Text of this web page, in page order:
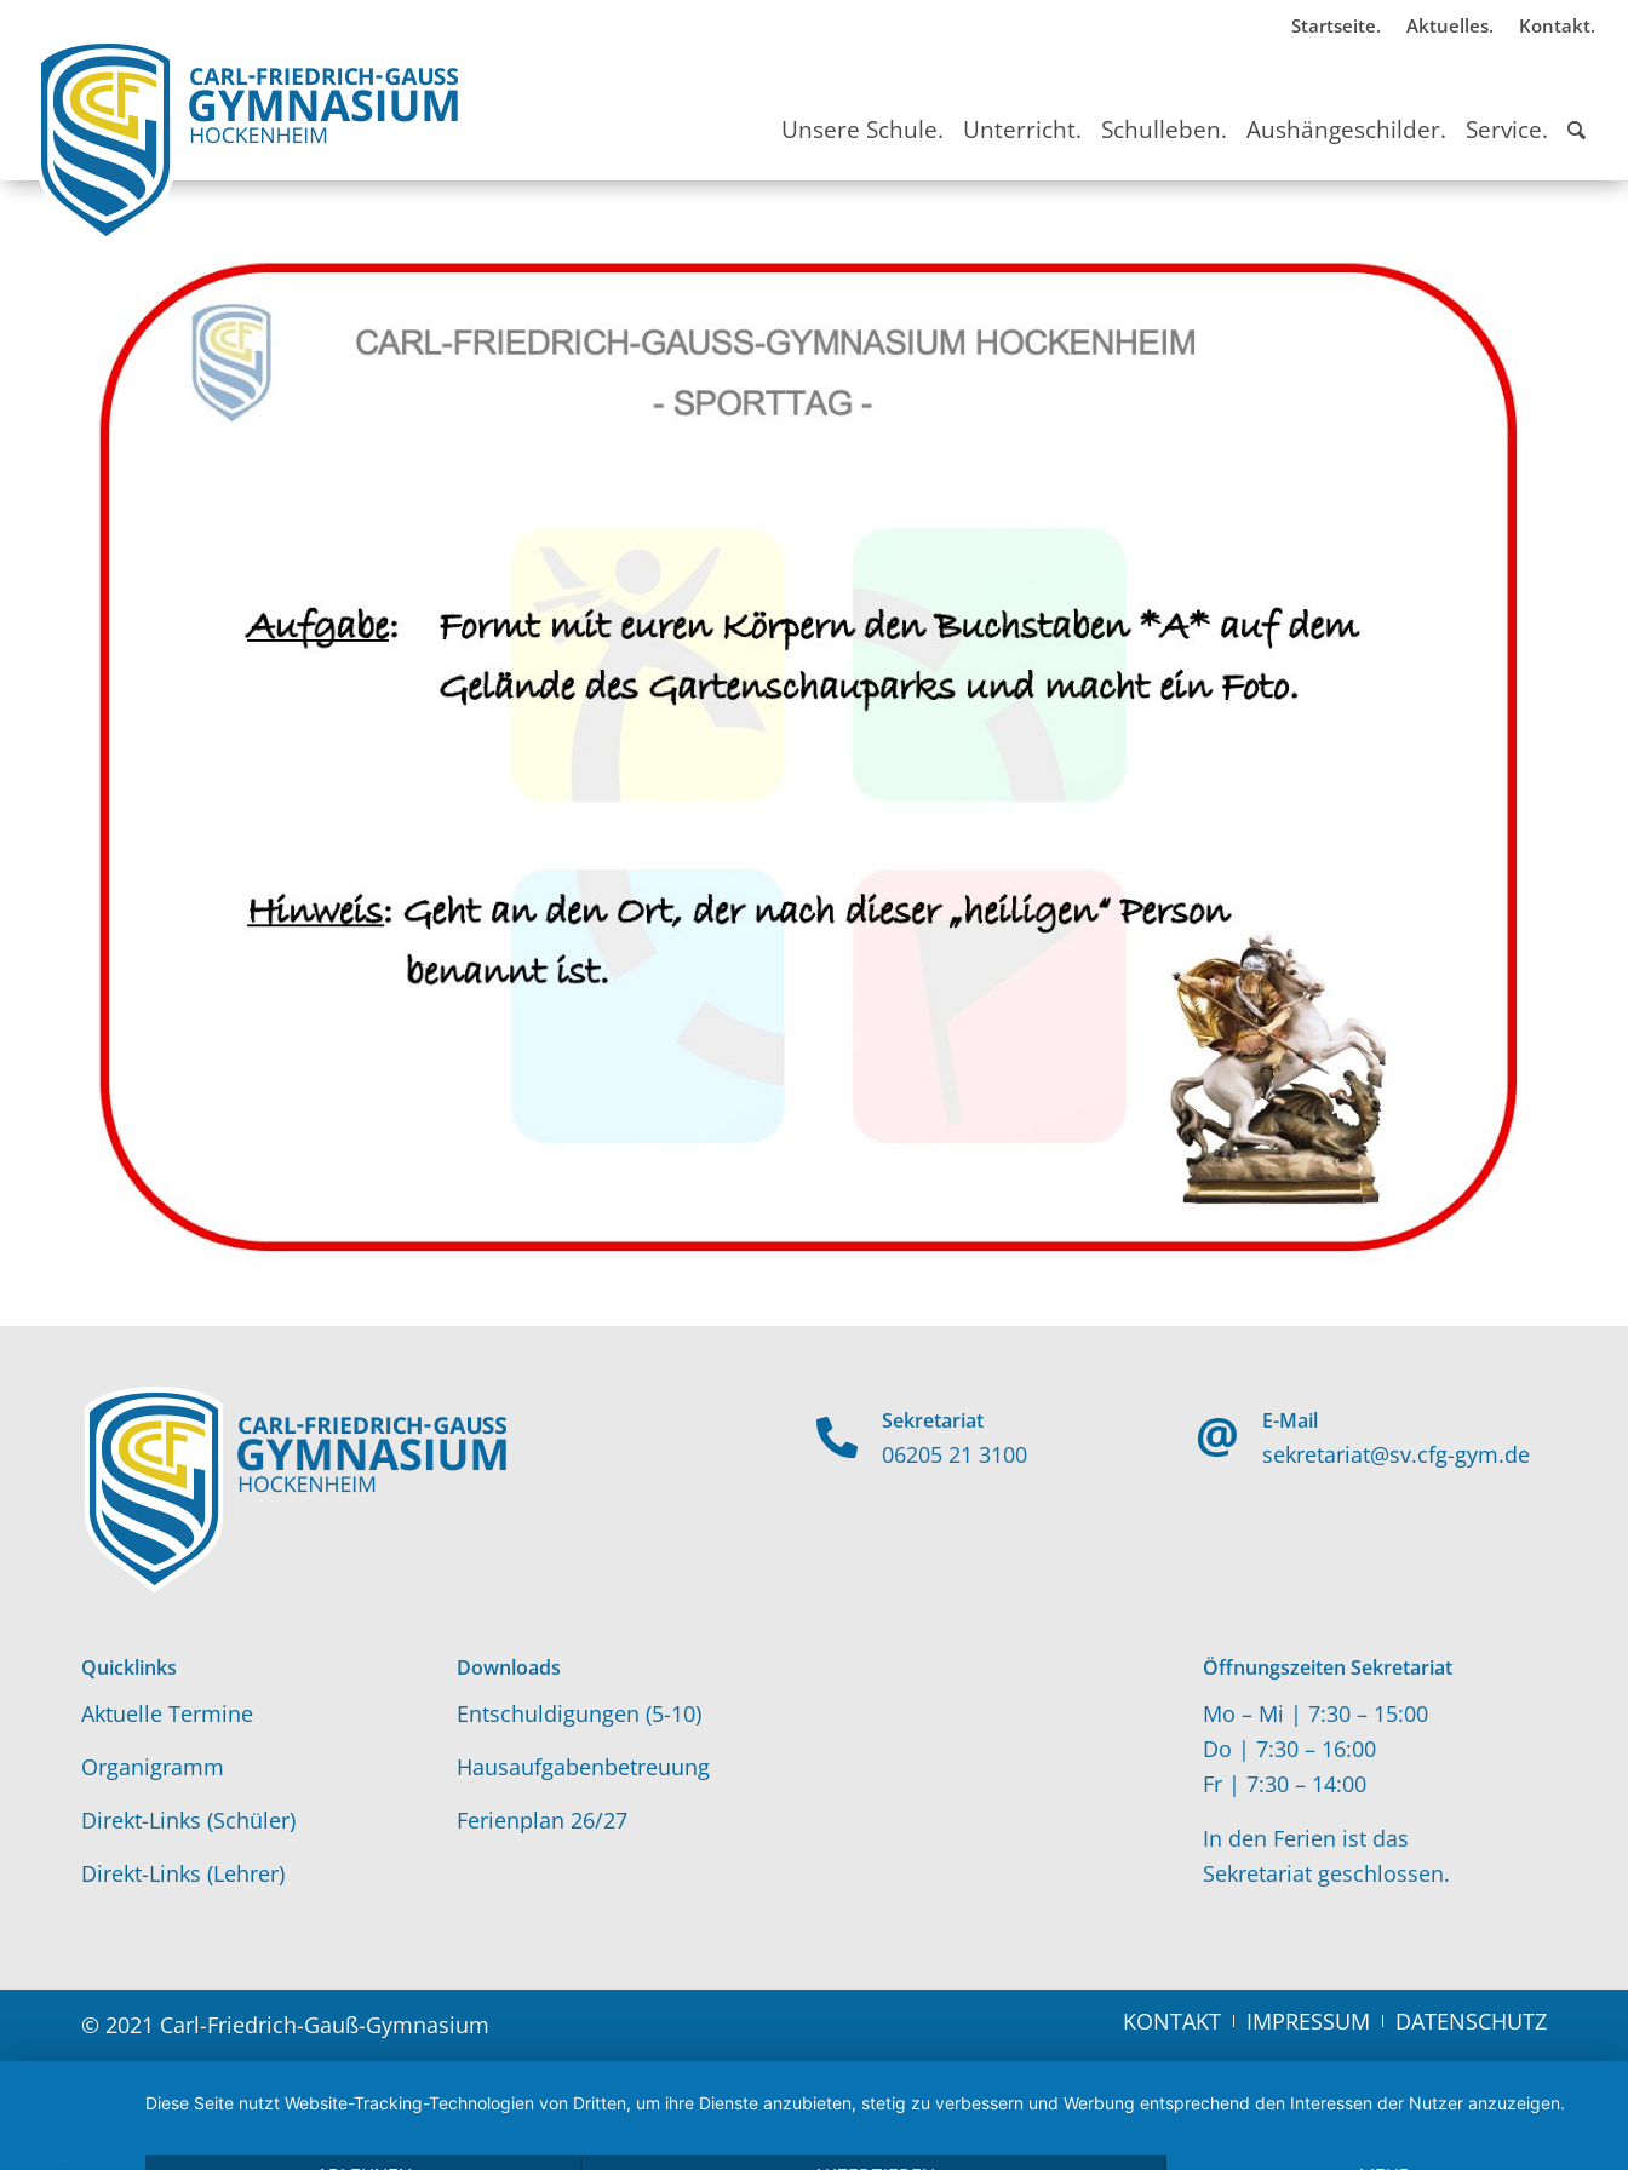
Startseite. Aktuelles. Kontakt.
Unsere Schule. Unterricht. Schulleben. Aushängeschilder. Service.
Sekretariat
06205 21 3100
E-Mail
sekretariat@sv.cfg-gym.de
Quicklinks
Aktuelle Termine
Organigramm
Direkt-Links (Schüler)
Direkt-Links (Lehrer)
Downloads
Entschuldigungen (5-10)
Hausaufgabenbetreuung
Ferienplan 26/27
Öffnungszeiten Sekretariat
Mo – Mi | 7:30 – 15:00
Do | 7:30 – 16:00
Fr | 7:30 – 14:00
In den Ferien ist das
Sekretariat geschlossen.
© 2021 Carl-Friedrich-Gauß-Gymnasium KONTAKT IMPRESSUM DATENSCHUTZ
Diese Seite nutzt Website-Tracking-Technologien von Dritten, um ihre Dienste anzubieten, stetig zu verbessern und Werbung entsprechend den Interessen der Nutzer anzuzeigen.